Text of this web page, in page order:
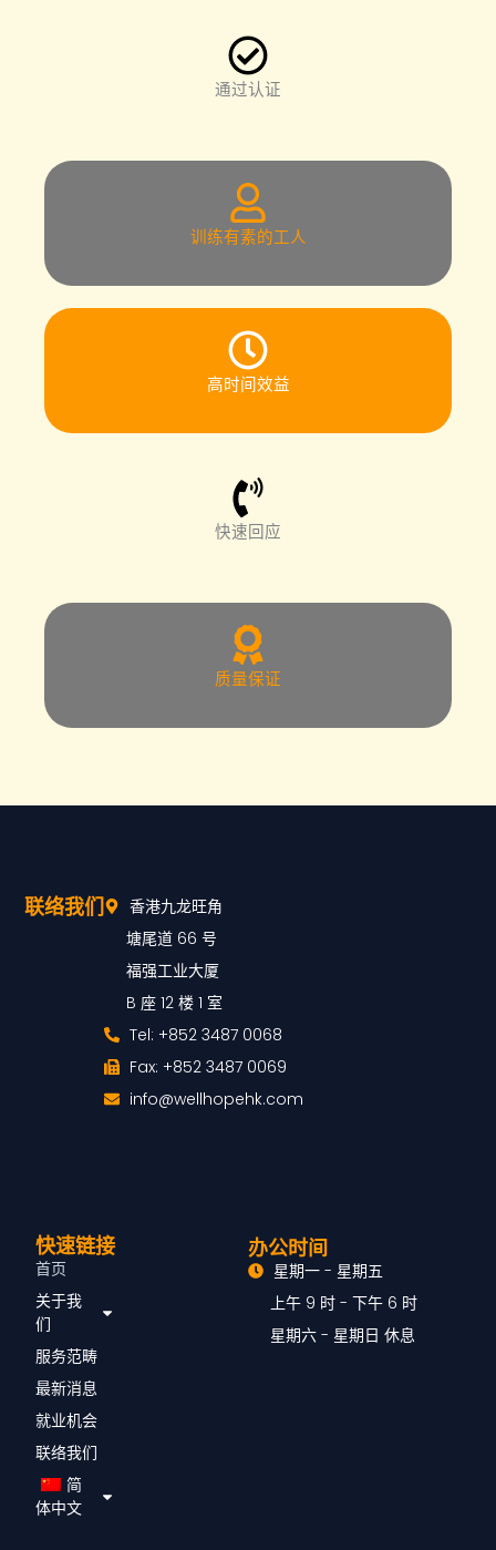
通过认证
训练有素的工人
高时间效益
快速回应
质量保证
快速链接
首页
关于我
们
服务范畴
最新消息
就业机会
联络我们
简
体中文
办公时间
星期一 - 星期五
上午 9 时 - 下午 6 时
星期六 - 星期日 休息
联络我们
香港九龙旺角
塘尾道 66 号
福强工业大厦
B 座 12 楼 1 室
Tel: +852 3487 0068
Fax: +852 3487 0069
info@wellhopehk.com